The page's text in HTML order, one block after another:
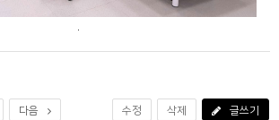
다음 수정 삭제 글쓰기